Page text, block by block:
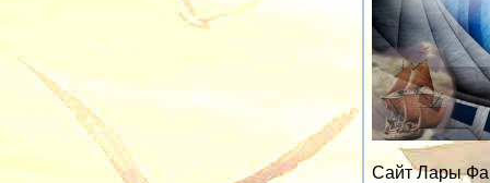
Сайт Лары